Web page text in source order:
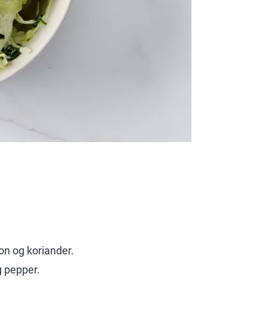
og koriander.
pepper.